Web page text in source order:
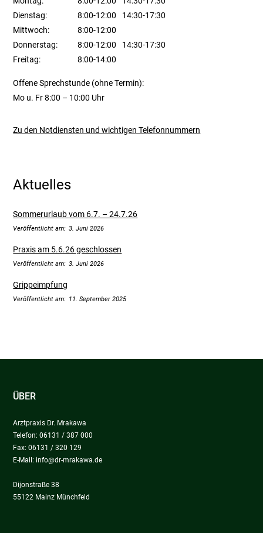
Dienstag:
8:00-12:00
14:30-17:30
Mittwoch:
8:00-12:00
Donnerstag:
8:00-12:00
14:30-17:30
Freitag:
8:00-14:00
Offene Sprechstunde (ohne Termin):
Mo u. Fr 8:00 – 10:00 Uhr
Zu den Notdiensten und wichtigen Telefonnummern
Aktuelles
Sommerurlaub vom 6.7. – 24.7.26
3. Juni 2026
Praxis am 5.6.26 geschlossen
3. Juni 2026
Grippeimpfung
11. September 2025
ÜBER
Arztpraxis Dr. Mrakawa
Telefon: 06131 / 387 000
Fax: 06131 / 320 129
E-Mail: info@dr-mrakawa.de
Dijonstraße 38
55122 Mainz Münchfeld